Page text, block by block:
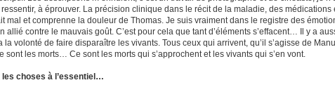
à éprouver. La précision clinique dans le récit de la maladie, des médications
mal et comprenne la douleur de Thomas. Je suis vraiment dans le registre des
allié contre le mauvais goût. C’est pour cela que tant d’éléments s’effacent… Il y a
volonté de faire disparaître les vivants. Tous ceux qui arrivent, qu’il s’agisse de
sont les morts… Ce sont les morts qui s’approchent et les vivants qui s’en vont.
choses à l’essentiel…